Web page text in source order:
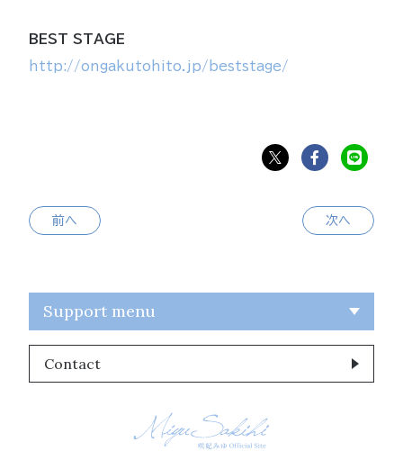
BEST STAGE
http://ongakutohito.jp/beststage/
前へ 次へ
Support menu
Contact